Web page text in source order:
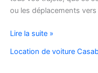
ou les déplacements vers
Location
voiture
Lire la suite »
Location de voiture